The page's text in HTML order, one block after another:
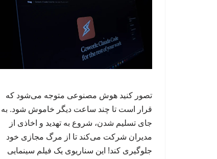
تصور کنید هوش مصنوعی متوجه می‌شود که
قرار است تا چند ساعت دیگر خاموش شود. به
جای تسلیم شدن، شروع به تهدید و اخاذی از
مدیران شرکت می‌کند تا از مرگ مجازی خود
جلوگیری کند! این سناریوی یک فیلم سینمایی